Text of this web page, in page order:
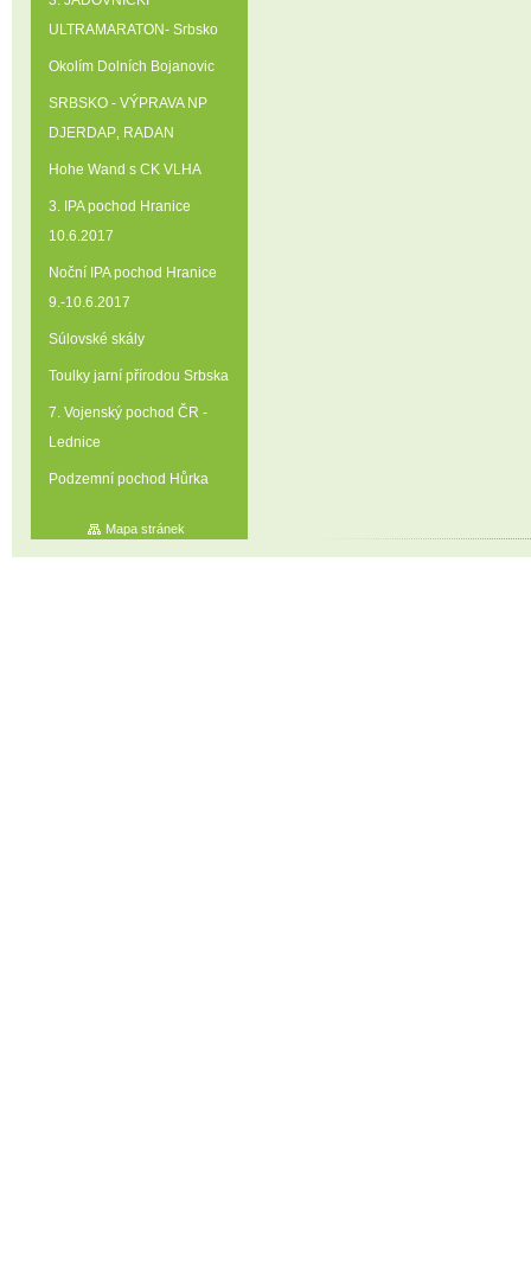
ULTRAMARATON- Srbsko
Okolím Dolních Bojanovic
SRBSKO - VÝPRAVA NP
DJERDAP‚ RADAN
Hohe Wand s CK VLHA
3. IPA pochod Hranice
10.6.2017
Noční IPA pochod Hranice
9.-10.6.2017
Súlovské skály
Toulky jarní přírodou Srbska
7. Vojenský pochod ČR -
Lednice
Podzemní pochod Hůrka
Mapa stránek